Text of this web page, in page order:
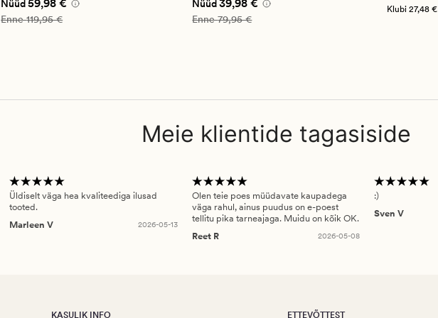
Nüüd59,98 €
Vanlig pris_ee
Enne119,95 €
Nüüd 39,98 €
Vanlig pris_ee
Enne79,95 €
Klubi 27,48 €
Meie klientide tagasiside
Üldiselt väga hea kvaliteediga ilusad
tooted.
Marleen V
2026-05-13
Olen teie poes müüdavate kaupadega
väga rahul, ainus puudus on e-poest
tellitu pika tarneajaga. Muidu on kõik OK.
Reet R
2026-05-08
:)
Sven V
KASULIK INFO ETTEVÕTTEST